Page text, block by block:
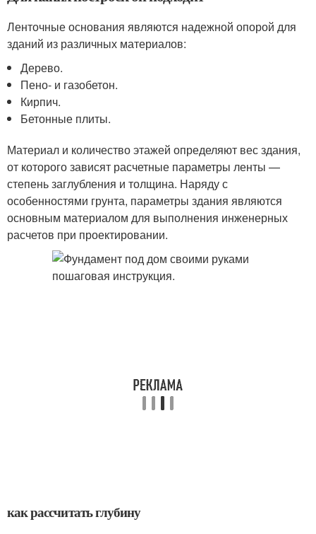
Ленточные основания являются надежной опорой для
зданий из различных материалов:
Дерево.
Пено- и газобетон.
Кирпич.
Бетонные плиты.
Материал и количество этажей определяют вес здания,
от которого зависят расчетные параметры ленты —
степень заглубления и толщина. Наряду с
особенностями грунта, параметры здания являются
основным материалом для выполнения инженерных
расчетов при проектировании.
как рассчитать глубину